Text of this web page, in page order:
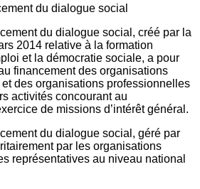
du dialogue social, créé par la
2014 relative à la formation
et la démocratie sociale, a pour
financement des organisations
des organisations professionnelles
activités concourant au
de missions d’intérêt général.
du dialogue social, géré par
par les organisations
représentatives au niveau national